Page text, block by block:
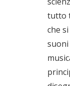
tutto
che
suoni